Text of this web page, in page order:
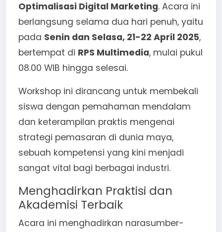
Optimalisasi Digital Marketing. Acara ini
berlangsung selama dua hari penuh, yaitu
pada Senin dan Selasa, 21-22 April 2025,
bertempat di RPS Multimedia, mulai pukul
08.00 WIB hingga selesai.
Workshop ini dirancang untuk membekali
siswa dengan pemahaman mendalam
dan keterampilan praktis mengenai
strategi pemasaran di dunia maya,
sebuah kompetensi yang kini menjadi
sangat vital bagi berbagai industri.
Menghadirkan Praktisi dan
Akademisi Terbaik
Acara ini menghadirkan narasumber-